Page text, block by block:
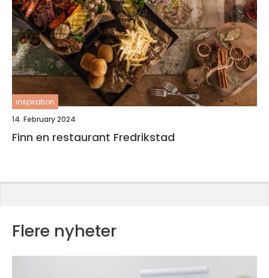
inspiration
14. February 2024
Finn en restaurant Fredrikstad
Flere nyheter